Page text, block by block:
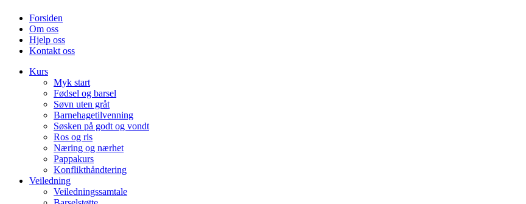
Forsiden
Om oss
Hjelp oss
Kontakt oss
Kurs
Myk start
Fødsel og barsel
Søvn uten gråt
Barnehagetilvenning
Søsken på godt og vondt
Ros og ris
Næring og nærhet
Pappakurs
Konflikthåndtering
Veiledning
Veiledningssamtale